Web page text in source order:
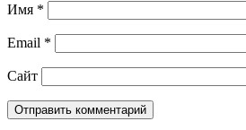
Имя *
Email *
Сайт